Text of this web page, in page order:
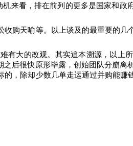
来看，排在前列的更多是国家和政
购天喻等。以上谈及的最重要的
大的改观。其实追本溯源，以上
后很快原形毕露，创始团队分崩离
，除却少数几单走运通过并购能